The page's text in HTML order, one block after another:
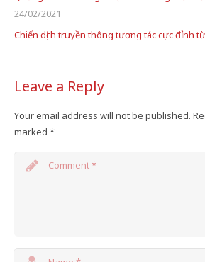
24/02/2021
Chiến dịch truyền thông tương tác cực đỉnh
Leave a Reply
Your email address will not be published.
marked *